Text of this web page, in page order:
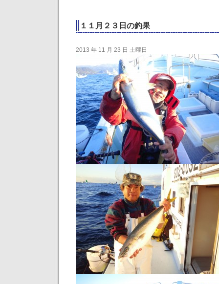
１１月２３日の釣果
2013 年 11 月 23 日 土曜日